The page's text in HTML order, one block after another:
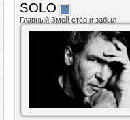
SOLO
Главный Змей стёр и забыл